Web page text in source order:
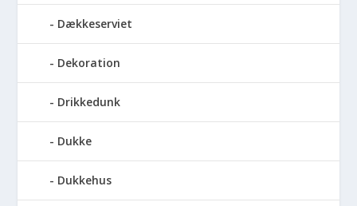
Dækkeserviet
Dekoration
Drikkedunk
Dukke
Dukkehus